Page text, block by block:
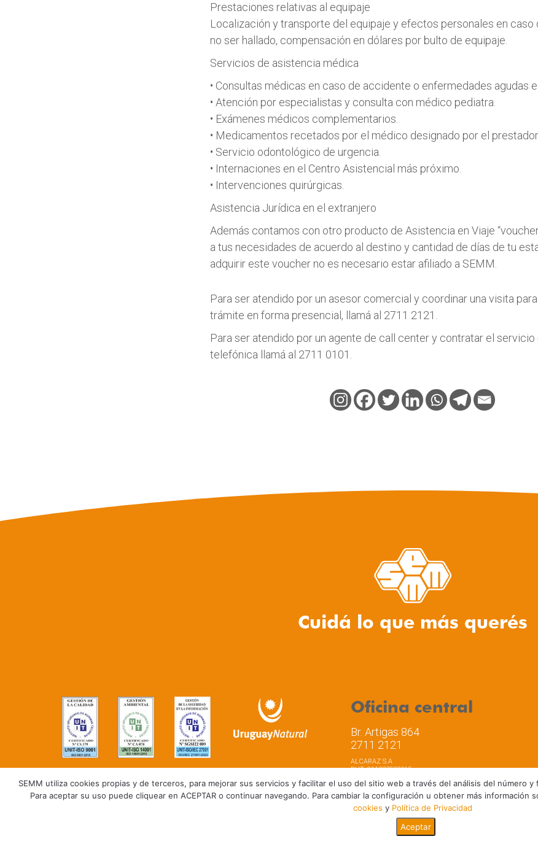
Prestaciones relativas al equipaje
Localización y transporte del equipaje y efectos personales en caso
no ser hallado, compensación en dólares por bulto de equipaje.
Servicios de asistencia médica
• Consultas médicas en caso de accidente o enfermedades agudas
• Atención por especialistas y consulta con médico pediatra.
• Exámenes médicos complementarios.
• Medicamentos recetados por el médico designado por el prestador.
• Servicio odontológico de urgencia.
• Internaciones en el Centro Asistencial más próximo.
• Intervenciones quirúrgicas.
Asistencia Jurídica en el extranjero
Además contamos con otro producto de Asistencia en Viaje
a tus necesidades de acuerdo al destino y cantidad de días de tu
adquirir este voucher no es necesario estar afiliado a SEMM.
Para ser atendido por un asesor comercial y coordinar una visita
trámite en forma presencial, llamá al 2711 2121.
Para ser atendido por un agente de call center y contratar el servicio
telefónica llamá al 2711 0101.
Cuidá lo que más querés
Oficina central
Br. Artigas 864
2711 2121
ALCARAZ S.A
RUT: 211337530015
Términos y Condiciones de
SEMM utiliza cookies propias y de terceros, para mejorar sus servicios y facilitar el uso del sitio web a través del análisis del número
Para aceptar su uso puede cliquear en ACEPTAR o continuar navegando. Para cambiar la configuración u obtener más
cookies y Política de Privacidad
Aceptar